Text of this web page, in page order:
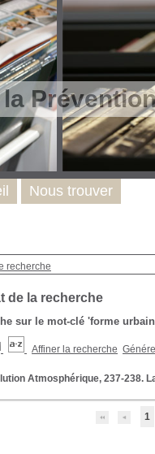
recherche
de la recherche
sur le mot-clé 'forme
Affiner la recherche
Atmosphérique, 237-238.
1
Nous trouver